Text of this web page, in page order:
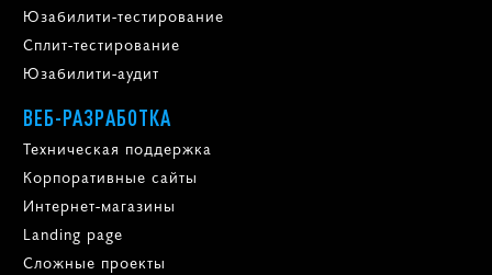
Юзабилити-тестирование
Сплит-тестирование
Юзабилити-аудит
ВЕБ-РАЗРАБОТКА
Техническая поддержка
Корпоративные сайты
Интернет-магазины
Landing page
Сложные проекты